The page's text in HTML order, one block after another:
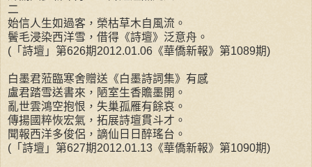
二
始信人生如過客，榮枯草木自風流。
鬢毛浸染西洋雪，借得《詩壇》泛意舟。
(「詩壇」第626期2012.01.06《華僑新報》第1089期)
白墨君蒞臨寒舍贈送《白墨詩詞集》有感
盧君踏雪送書來，陋室生香贍墨開。
亂世雲鴻空抱恨，失巢孤雁有餘哀。
傳揚國粹恢宏氣，拓展詩壇貫斗才。
聞報西洋多俊侶，謫仙日日醉瑤台。
(「詩壇」第627期2012.01.13《華僑新報》第1090期)